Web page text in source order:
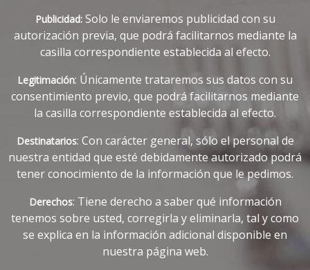
Publicidad:Solo le enviaremos publicidad con su
autorización previa, que podrá facilitarnos mediante la
casilla correspondiente establecida al efecto.
Legitimación: Únicamente trataremos sus datos con su
consentimiento previo, que podrá facilitarnos mediante
la casilla correspondiente establecida al efecto.
Destinatarios: Con carácter general, sólo el personal de
nuestra entidad que esté debidamente autorizado podrá
tener conocimiento de la información que le pedimos.
Derechos: Tiene derecho a saber qué información
tenemos sobre usted, corregirla y eliminarla, tal y como
se explica en la información adicional disponible en
nuestra página web.